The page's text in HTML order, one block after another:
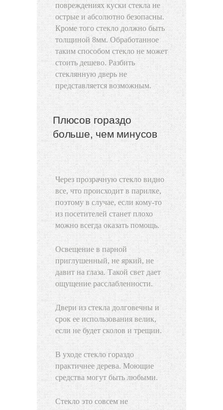
повреждениях куски стекла не
острые и абсолютно безопасны.
Кроме того стекло должно быть
толщиной 8мм. Обработанное
таким способом стекло не может
стоить дешево. Разбить
стеклянную дверь не
представляется возможным.
Плюсов гораздо
больше, чем минусов
Через прозрачную стекло видно
все, что происходит в парилке,
поэтому в случае, если кому-то
из посетителей станет плохо
можно всегда оказать помощь.
Освещение в парной
приглушенный, не яркий, не
давит на глаза. Такой свет дает
ощущение расслабленности.
Двери из стекла долговечны и
срок ее использования велик,
если не будет сколов и трещин.
В уходе стекло гораздо
практичнее дерева. Моющие
средства могут быть любыми.
Стекло это совсем не